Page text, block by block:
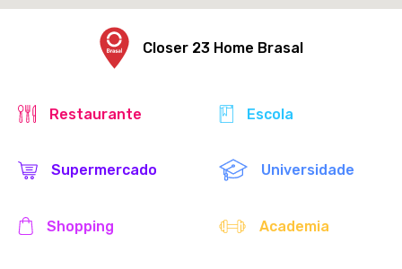
Closer 23 Home Brasal
Restaurante Escola
Supermercado Universidade
Shopping Academia